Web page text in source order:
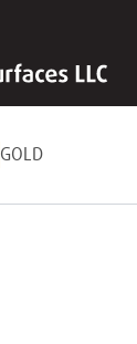
GOLD